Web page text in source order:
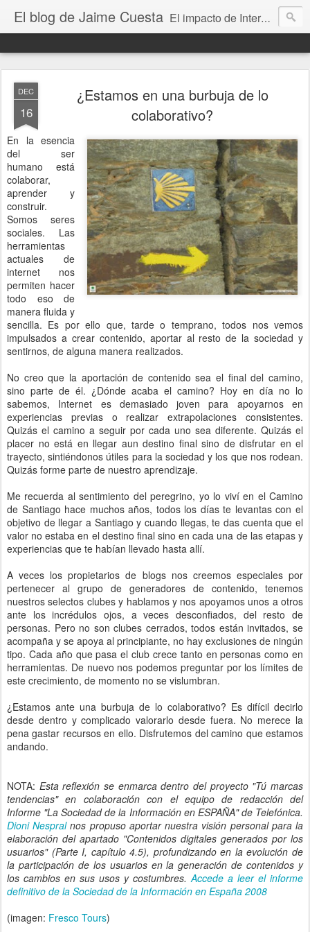
El blog de Jaime Cuesta El impacto de Internet en la sociedad visto con mis propios ojos
DEC
16
¿Estamos en una burbuja de lo
colaborativo?
En la esencia
del ser
humano está
colaborar,
aprender y
construir.
Somos seres
sociales. Las
herramientas
actuales de
internet nos
permiten hacer
todo eso de
manera fluida y
sencilla. Es por ello que, tarde o temprano, todos nos vemos
impulsados a crear contenido, aportar al resto de la sociedad y
sentirnos, de alguna manera realizados.
No creo que la aportación de contenido sea el final del camino,
sino parte de él. ¿Dónde acaba el camino? Hoy en día no lo
sabemos, Internet es demasiado joven para apoyarnos en
experiencias previas o realizar extrapolaciones consistentes.
Quizás el camino a seguir por cada uno sea diferente. Quizás el
placer no está en llegar aun destino final sino de disfrutar en el
trayecto, sintiéndonos útiles para la sociedad y los que nos rodean.
Quizás forme parte de nuestro aprendizaje.
Me recuerda al sentimiento del peregrino, yo lo viví en el Camino
de Santiago hace muchos años, todos los días te levantas con el
objetivo de llegar a Santiago y cuando llegas, te das cuenta que el
valor no estaba en el destino final sino en cada una de las etapas y
experiencias que te habían llevado hasta allí.
A veces los propietarios de blogs nos creemos especiales por
pertenecer al grupo de generadores de contenido, tenemos
nuestros selectos clubes y hablamos y nos apoyamos unos a otros
ante los incrédulos ojos, a veces desconfiados, del resto de
personas. Pero no son clubes cerrados, todos están invitados, se
acompaña y se apoya al principiante, no hay exclusiones de ningún
tipo. Cada año que pasa el club crece tanto en personas como en
herramientas. De nuevo nos podemos preguntar por los límites de
este crecimiento, de momento no se vislumbran.
¿Estamos ante una burbuja de lo colaborativo? Es difícil decirlo
desde dentro y complicado valorarlo desde fuera. No merece la
pena gastar recursos en ello. Disfrutemos del camino que estamos
andando.
NOTA: Esta reflexión se enmarca dentro del proyecto "Tú marcas
tendencias" en colaboración con el equipo de redacción del
Informe "La Sociedad de la Información en ESPAÑA" de Telefónica.
Dioni Nespralnos propuso aportar nuestra visión personal para la
elaboración del apartado "Contenidos digitales generados por los
usuarios" (Parte I, capítulo 4.5), profundizando en la evolución de
la participación de los usuarios en la generación de contenidos y
los cambios en sus usos y costumbres.Accede a leer el informe
definitivo de la Sociedad de la Información en España 2008
(imagen: Fresco Tours)